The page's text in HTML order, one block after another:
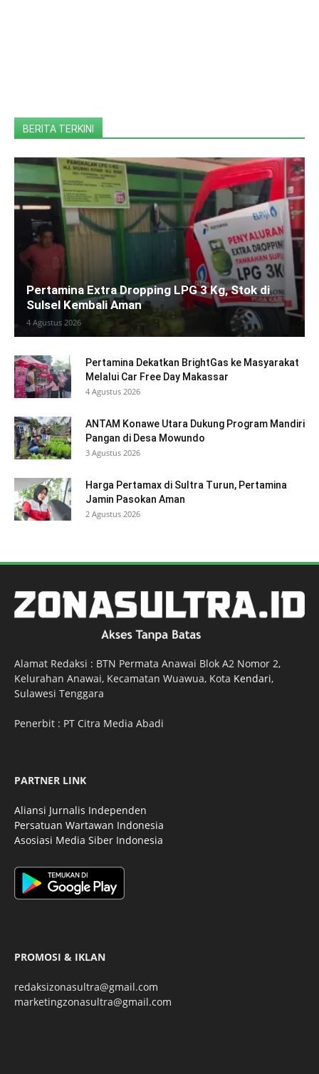
BERITA TERKINI
Pertamina Extra Dropping LPG 3 Kg, Stok di
Sulsel Kembali Aman
4 Agustus 2026
Pertamina Dekatkan BrightGas ke Masyarakat
Melalui Car Free Day Makassar
4 Agustus 2026
ANTAM Konawe Utara Dukung Program Mandiri
Pangan di Desa Mowundo
3 Agustus 2026
Harga Pertamax di Sultra Turun, Pertamina
Jamin Pasokan Aman
2 Agustus 2026
Alamat Redaksi : BTN Permata Anawai Blok A2 Nomor 2,
Kelurahan Anawai, Kecamatan Wuawua, Kota Kendari,
Sulawesi Tenggara
Penerbit : PT Citra Media Abadi
PARTNER LINK
Aliansi Jurnalis Independen
Persatuan Wartawan Indonesia
Asosiasi Media Siber Indonesia
PROMOSI & IKLAN
redaksizonasultra@gmail.com
marketingzonasultra@gmail.com